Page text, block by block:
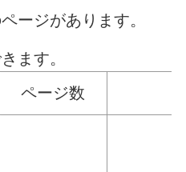
ージがあります。
ます。
ページ数